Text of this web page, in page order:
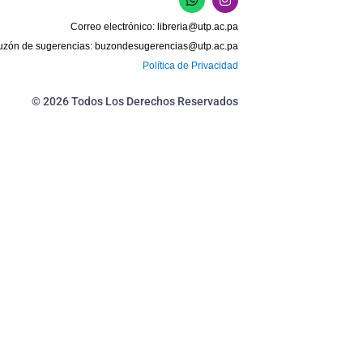
h
a
t
s
p
n
s
t
a
r
m
Correo electrónico: libreria@utp.ac.pa
de sugerencias: buzondesugerencias@utp.ac.pa
Política de Privacidad
© 2026 Todos Los Derechos Reservados